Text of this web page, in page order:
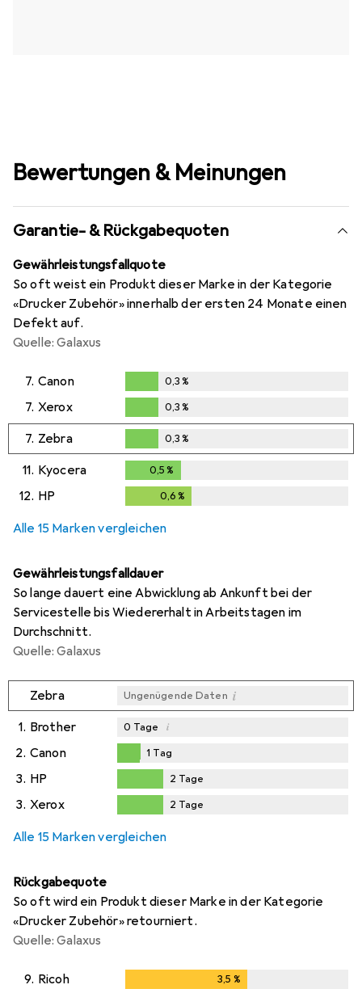
Bewertungen & Meinungen
Garantie- & Rückgabequoten
Gewährleistungsfallquote
So oft weist ein Produkt dieser Marke in der Kategorie
«Drucker Zubehör» innerhalb der ersten 24 Monate einen
Defekt auf.
Quelle: Galaxus
7. Canon
0,3%
0,3%
7. Xerox
0,3%
0,3%
7. Zebra
0,3%
0,3%
11. Kyocera 0,5 %
12. HP 0,6 %
Alle 15 Marken vergleichen
Gewährleistungsfalldauer
So lange dauert eine Abwicklung ab Ankunft bei der
Servicestelle bis Wiedererhalt in Arbeitstagen im
Durchschnitt.
Quelle: Galaxus
Zebra Ungenügende Daten i
1. Brother 0 Tage i
2. Canon
Tag
1 Tag
3. HP
2Tage
2 Tage
3. Xerox 2 Tage
Alle 15 Marken vergleichen
Rückgabequote
So oft wird ein Produkt dieser Marke in der Kategorie
«Drucker Zubehör» retourniert.
Quelle: Galaxus
9. Ricoh 3,5 %